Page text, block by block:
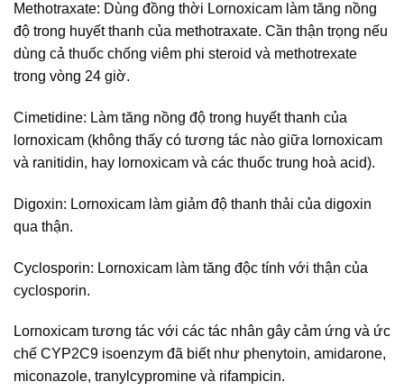
Methotraxate: Dùng đồng thời Lornoxicam làm tăng nồng
độ trong huyết thanh của methotraxate. Cần thận trọng nếu
dùng cả thuốc chống viêm phi steroid và methotrexate
trong vòng 24 giờ.
Cimetidine: Làm tăng nồng độ trong huyết thanh của
lornoxicam (không thấy có tương tác nào giữa lornoxicam
và ranitidin, hay lornoxicam và các thuốc trung hoà acid).
Digoxin: Lornoxicam làm giảm độ thanh thải của digoxin
qua thận.
Cyclosporin: Lornoxicam làm tăng độc tính với thận của
cyclosporin.
Lornoxicam tương tác với các tác nhân gây cảm ứng và ức
chế CYP2C9 isoenzym đã biết như phenytoin, amidarone,
miconazole, tranylcypromine và rifampicin.